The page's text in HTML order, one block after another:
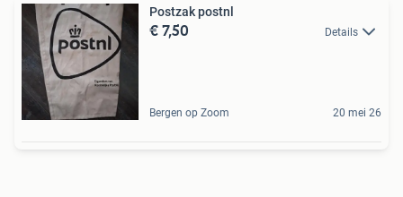
Postzak postnl
€ 7,50 Details
Bergen op Zoom 20 mei 26